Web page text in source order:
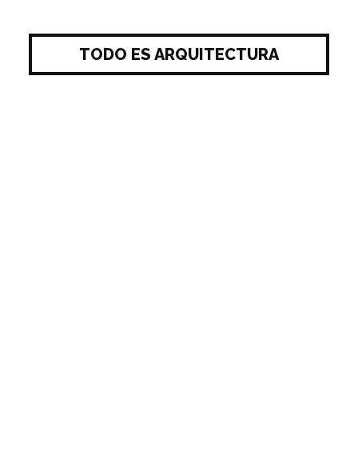
TODO ES ARQUITECTURA